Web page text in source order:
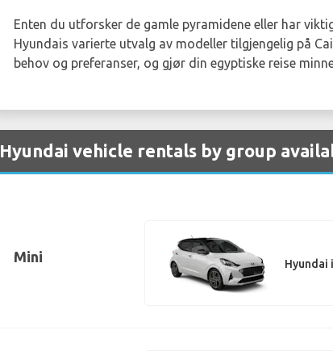
Enten du utforsker de gamle pyramidene eller har
Hyundais varierte utvalg av modeller tilgjengelig på
behov og preferanser, og gjør din egyptiske reise
Hyundai vehicle rentals by group
Mini Hyundai